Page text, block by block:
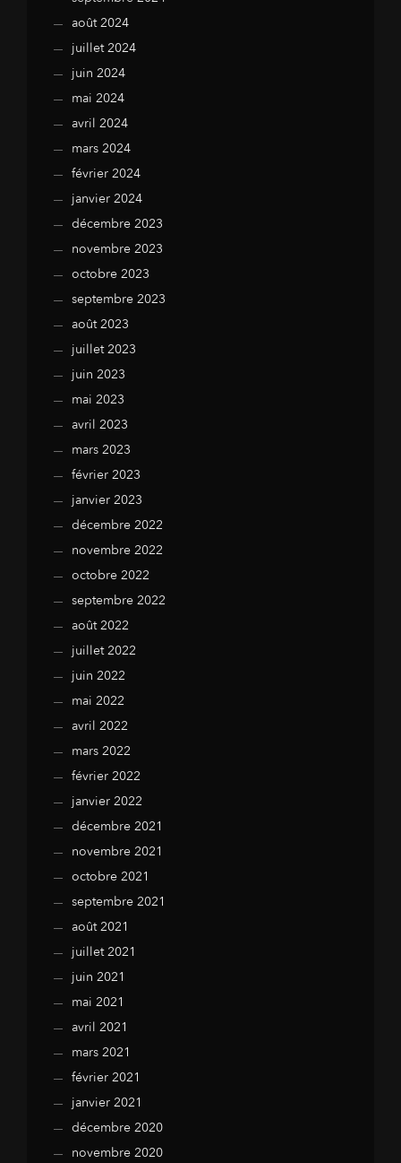
août 2024
juillet 2024
juin 2024
mai 2024
avril 2024
mars 2024
février 2024
janvier 2024
décembre 2023
novembre 2023
octobre 2023
septembre 2023
août 2023
juillet 2023
juin 2023
mai 2023
avril 2023
mars 2023
février 2023
janvier 2023
décembre 2022
novembre 2022
octobre 2022
septembre 2022
août 2022
juillet 2022
juin 2022
mai 2022
avril 2022
mars 2022
février 2022
janvier 2022
décembre 2021
novembre 2021
octobre 2021
septembre 2021
août 2021
juillet 2021
juin 2021
mai 2021
avril 2021
mars 2021
février 2021
janvier 2021
décembre 2020
novembre 2020